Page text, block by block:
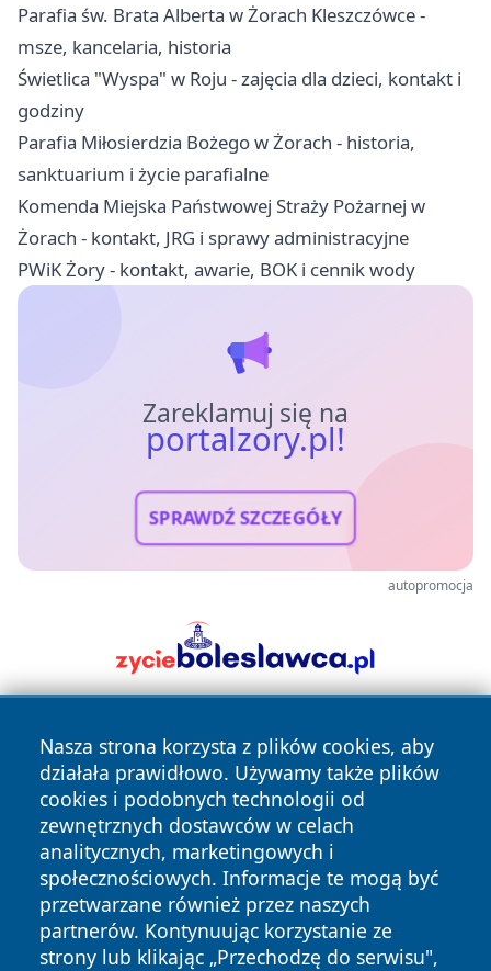
Parafia św. Brata Alberta w Żorach Kleszczówce -
msze, kancelaria, historia
Świetlica "Wyspa" w Roju - zajęcia dla dzieci, kontakt i
godziny
Parafia Miłosierdzia Bożego w Żorach - historia,
sanktuarium i życie parafialne
Komenda Miejska Państwowej Straży Pożarnej w
Żorach - kontakt, JRG i sprawy administracyjne
PWiK Żory - kontakt, awarie, BOK i cennik wody
Zareklamuj się na
portalzory.pl!
SPRAWDŹ SZCZEGÓŁY
autopromocja
Nasza strona korzysta z plików cookies, aby
działała prawidłowo. Używamy także plików
cookies i podobnych technologii od
zewnętrznych dostawców w celach
analitycznych, marketingowych i
społecznościowych. Informacje te mogą być
przetwarzane również przez naszych
partnerów. Kontynuując korzystanie ze
strony lub klikając „Przechodzę do serwisu",
Copyright © 2026 portalzory.pl Wszystkie prawa zastrzeżone.
News Autorzy
Polityka
Prywatności
Polityka
Cookies